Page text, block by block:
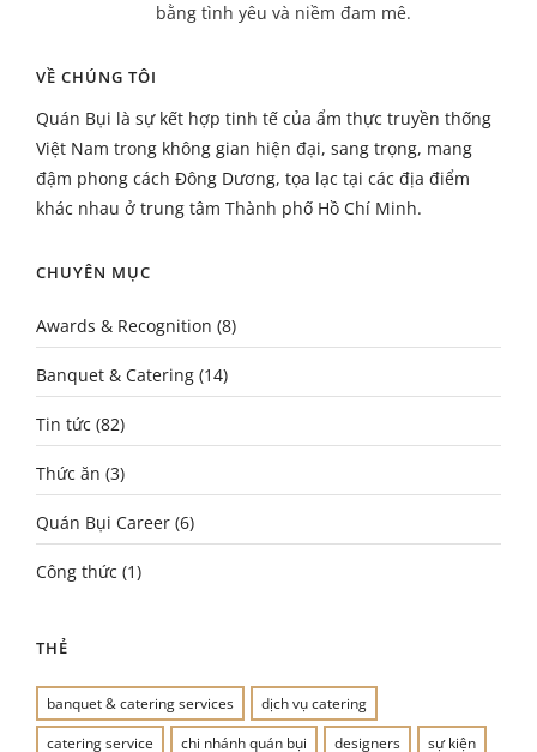
bằng tình yêu và niềm đam mê.
VỀ CHÚNG TÔI
Quán Bụi là sự kết hợp tinh tế của ẩm thực truyền thống
Việt Nam trong không gian hiện đại, sang trọng, mang
đậm phong cách Đông Dương, tọa lạc tại các địa điểm
khác nhau ở trung tâm Thành phố Hồ Chí Minh.
CHUYÊN MỤC
Awards & Recognition (8)
Banquet & Catering (14)
Tin tức (82)
Thức ăn (3)
Quán Bụi Career (6)
Công thức (1)
THẺ
banquet & catering services
dịch vụ catering
catering service
chi nhánh quán bụi designers sự kiện